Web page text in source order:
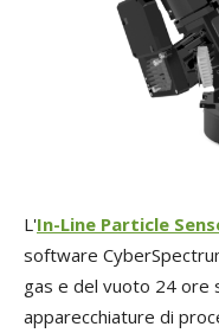
L'In-Line Particle
software
gas e del vuoto 24 ore
apparecchiature di